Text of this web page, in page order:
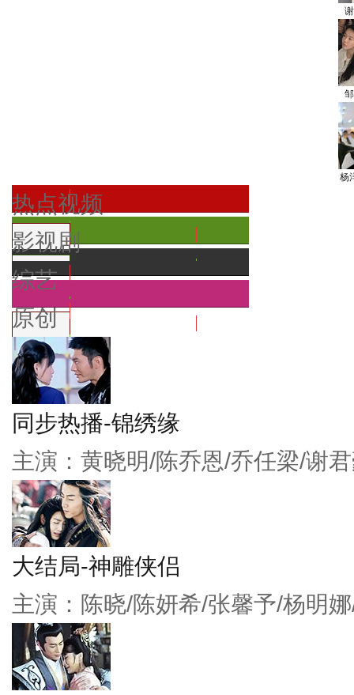
杨
热点视频
影视剧
综艺
原创
同步热播-锦绣缘
主演：黄晓明/陈乔恩/乔任梁/谢
大结局-神雕侠侣
主演：陈晓/陈妍希/张馨予/杨明